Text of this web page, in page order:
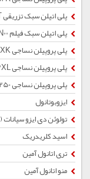
پلی اتیلن سبک تزریقی 1922T
پلی اتیلن سبک فیلم 2100TN00
پلی پروپیلن نساجی RG1102XK
پلی پروپیلن نساجی RG1102XL
پلی پروپیلن نساجی PYI250
ایزوبوتانول
تولوئن دی ایزو سیانات (TDI)
اسید کلریدریک
تری اتانول آمین
منو اتانول آمین